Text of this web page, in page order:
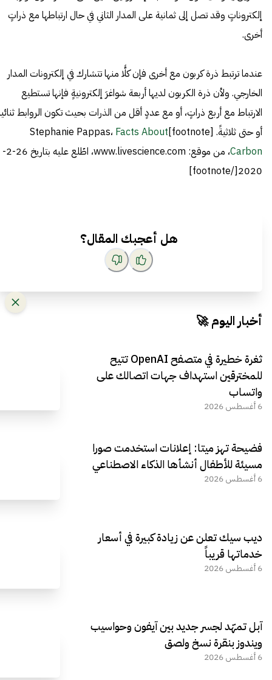
إلكتروناتٍ وقد تصل إلى ثمانية على المدار الثاني في حال ارتباطها مع ذراتٍ
أخرى.
عندما ترتبط ذرة كربون مع أخرى فإن كلًّا منها تتشارك في إلكترونات المدار
الخارجي. ولأن ذرة الكربون لديها أربعة شواغرَ إلكترونيةٍ فإنها تستطيع
الارتباط مع أربع ذراتٍ، أو مع عددٍ أقل من الذرات بحيث تكون الروابط
أو حتى ثلاثيةً. [footnote]Stephanie Pappas،
Facts About
Carbon
، من موقع: www.livescience.com، اطّلع عليه بتاريخ 26-2-
2020[/footnote]
هل أعجبك المقال؟
أخبار اليوم 🚀
ثغرة خطيرة في متصفح OpenAI تتيح
للمخترقين استهداف جهات اتصالك على
واتساب
6 أغسطس 2026
فضيحة تهز ميتا: إعلانات استخدمت صورا
مسيئة للأطفال أنشأها الذكاء الاصطناعي
6 أغسطس 2026
ديب سيك تعلن عن زيادة كبيرة في أسعار
خدماتها قريباً
6 أغسطس 2026
آبل تمهّد لجسر جديد بين آيفون وحواسيب
ويندوز بنقرة نسخ ولصق
6 أغسطس 2026